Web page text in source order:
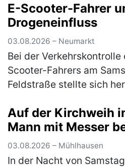
konnte sich das
E-Scooter-Fahrer
Drogeneinfluss
03.08.2026 – Neumarkt
Bei der
Scooter-Fahrers am
Feldstraße stellte sich
stand. Die Weiterfahrt
Auf der Kirchweih
Mann mit Messer
03.08.2026 – Mühlhausen
In der Nacht von